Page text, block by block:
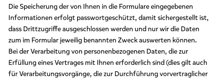
Die Speicherung der von Ihnen in die Formulare eingegebenen
Informationen erfolgt passwortgeschützt, damit sichergestellt ist,
dass Drittzugriffe ausgeschlossen werden und nur wir die Daten
zum im Formular jeweilig benannten Zweck auswerten können.
Bei der Verarbeitung von personenbezogenen Daten, die zur
Erfüllung eines Vertrages mit Ihnen erforderlich sind (dies gilt auch
für Verarbeitungsvorgänge, die zur Durchführung vorvertraglicher